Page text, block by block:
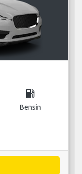
local_gas_station
Bensin